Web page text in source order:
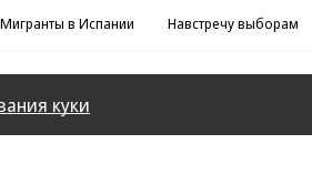
Мигранты в Испании Навстречу выборам
куки